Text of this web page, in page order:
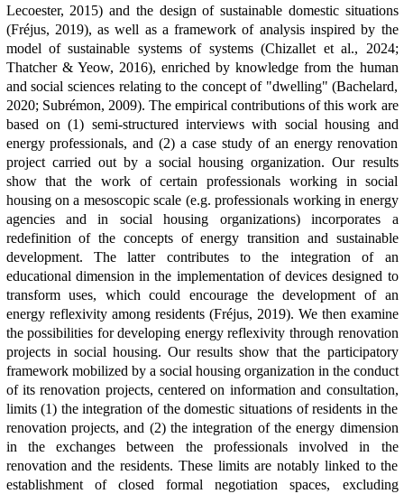
Lecoester, 2015) and the design of sustainable domestic situations
(Fréjus, 2019), as well as a framework of analysis inspired by the
model of sustainable systems of systems (Chizallet et al., 2024;
Thatcher & Yeow, 2016), enriched by knowledge from the human
and social sciences relating to the concept of "dwelling" (Bachelard,
2020; Subrémon, 2009). The empirical contributions of this work are
based on (1) semi-structured interviews with social housing and
energy professionals, and (2) a case study of an energy renovation
project carried out by a social housing organization. Our results
show that the work of certain professionals working in social
housing on a mesoscopic scale (e.g. professionals working in energy
agencies and in social housing organizations) incorporates a
redefinition of the concepts of energy transition and sustainable
development. The latter contributes to the integration of an
educational dimension in the implementation of devices designed to
transform uses, which could encourage the development of an
energy reflexivity among residents (Fréjus, 2019). We then examine
the possibilities for developing energy reflexivity through renovation
projects in social housing. Our results show that the participatory
framework mobilized by a social housing organization in the conduct
of its renovation projects, centered on information and consultation,
limits (1) the integration of the domestic situations of residents in the
renovation projects, and (2) the integration of the energy dimension
in the exchanges between the professionals involved in the
renovation and the residents. These limits are notably linked to the
establishment of closed formal negotiation spaces, excluding